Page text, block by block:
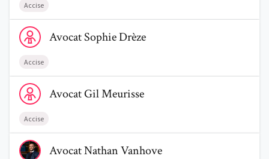
Accise
Voir le profil de AvocatSophie Drèze
AvocatSophieDrèze
Accise
Voir le profil de AvocatGil Meurisse
AvocatGilMeurisse
Accise
Voir le profil de AvocatNathan Vanhove
AvocatNathanVanhove